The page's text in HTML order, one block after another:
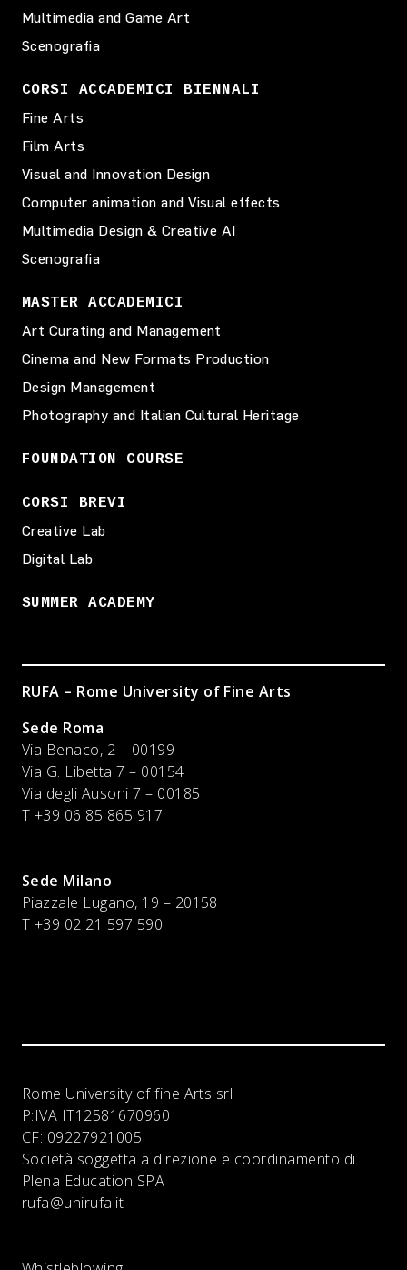
Multimedia and Game Art
Scenografia
CORSI ACCADEMICI BIENNALI
Fine Arts
Film Arts
Visual and Innovation Design
Computer animation and Visual effects
Multimedia Design & Creative AI
Scenografia
MASTER ACCADEMICI
Art Curating and Management
Cinema and New Formats Production
Design Management
Photography and Italian Cultural Heritage
FOUNDATION COURSE
CORSI BREVI
Creative Lab
Digital Lab
SUMMER ACADEMY
RUFA – Rome University of Fine Arts
Sede Roma
Via Benaco, 2 – 00199
Via G. Libetta 7 – 00154
Via degli Ausoni 7 – 00185
T +39 06 85 865 917
Sede Milano
Piazzale Lugano, 19 – 20158
T +39 02 21 597 590
Rome University of fine Arts srl
P:IVA IT12581670960
CF: 09227921005
Società soggetta a direzione e coordinamento di
Plena Education SPA
rufa@unirufa.it